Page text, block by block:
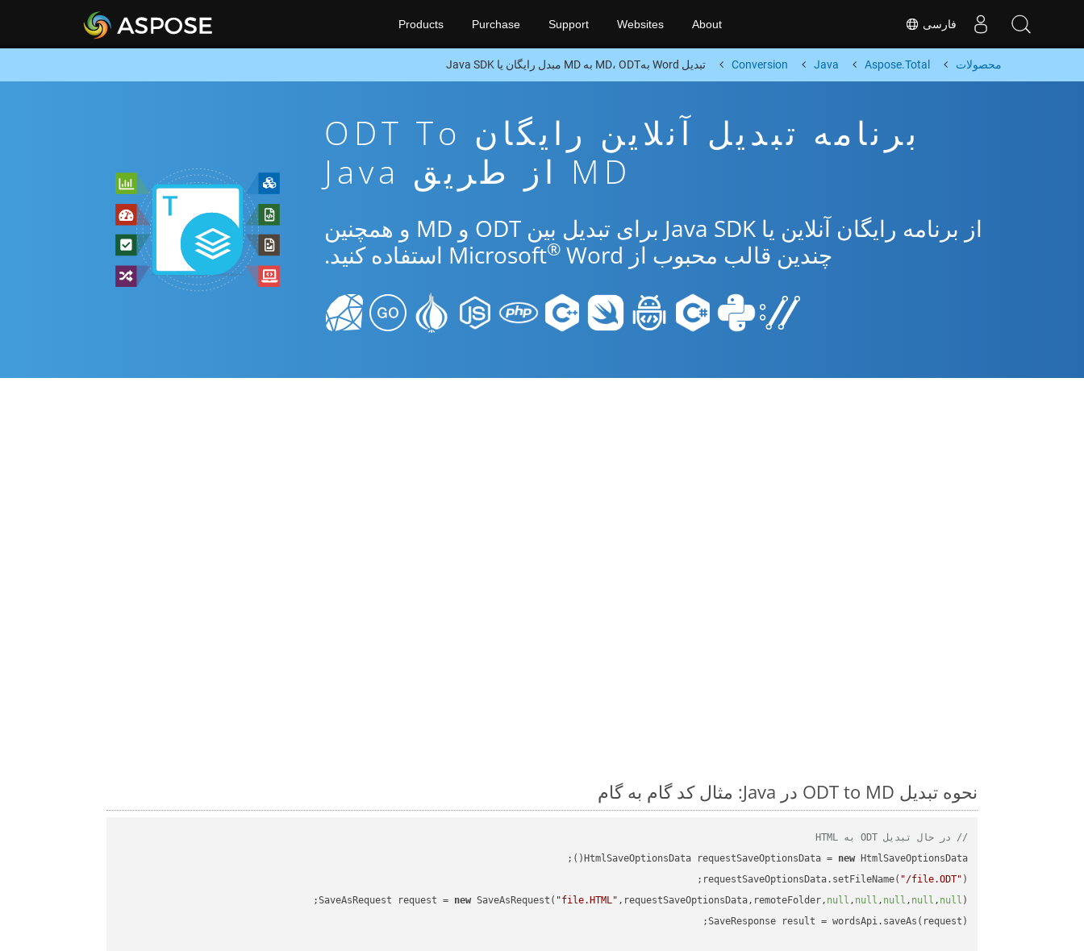
فارسی Products Purchase Support Websites About
محصولات Aspose.Total
Java
Conversion تبدیل Word بهMD، ODT به MD مبدل رایگان یا Java SDK
برنامه تبدیل آنلاین رایگان ODT To
MD از طریق Java
از برنامه رایگان آنلاین یا Java SDK برای تبدیل بین ODT و MD و همچنین
چندین قالب محبوب از Microsoft
® Word استفاده کنید.
نحوه تبدیل ODT to MD در Java: مثال کد گام به گام
// در حال تبدیل ODT به HTML
HtmlSaveOptionsData requestSaveOptionsData = new
requestSaveOptionsData.setFileName( "/file.ODT"
SaveAsRequest request = new SaveAsRequest( "file.HTML" ,requestSaveOptionsData,remoteFolder, null , null , null , null , null